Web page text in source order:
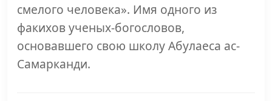
смелого человека». Имя одного из
факихов ученых-богословов,
основавшего свою школу Абулаеса ас-
Самарканди.